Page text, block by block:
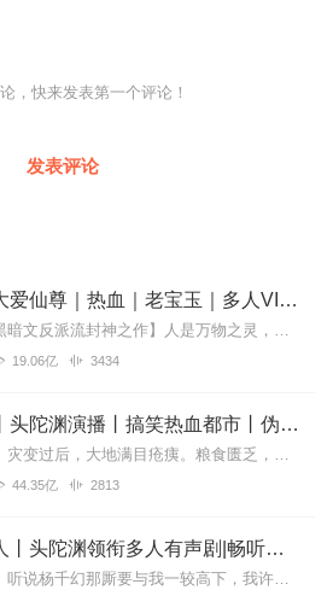
，快来发表第一个评论！
发表评论
蛊真人｜大爱仙尊｜热血｜老宝玉｜多人VIP免费有声剧
内容简介【黑暗文反派流封神之作】人是万物之灵，蛊是天地真精。一个穿越者不断重生的故事。一个养蛊、炼蛊、用蛊的奇特世界。配音组（男角色）老宝玉旁白...
19.06亿 3434
第九特区丨头陀渊演播丨搞笑热血都市丨伪戒丨VIP免费多人有声剧
【内容简介】灾变过后，大地满目疮痍。粮食匮乏，资源紧俏，局势混乱……一位从待规划区杀出来的青年，背对着漫天黄沙，孤身来到九区谋生，却不曾想偶然结识三五好友，一念...
44.35亿 2813
大奉打更人丨头陀渊领衔多人有声剧|畅听全集|王鹤棣、田曦薇主演影视剧原著|卖报小郎君
【冒泡有奖】听说杨千幻那厮要与我一较高下，我许七安要开始装叉了！快进入声音播放页戳下方输入框，冒个泡偷偷告诉我，我要用哪些诗词才能胜过他？说得好的，有赏！202...